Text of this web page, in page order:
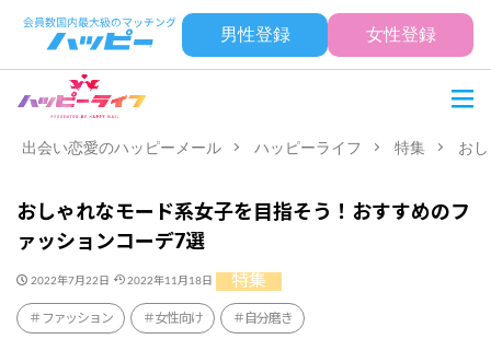
男性登録 女性登録
出会い恋愛のハッピーメール ハッピーライフ 特集 お
おしゃれなモード系女子を目指そう！おすすめのフ
ァッションコーデ7選
2022年7月22日 2022年11月18日 特集
ファッション 女性向け 自分磨き